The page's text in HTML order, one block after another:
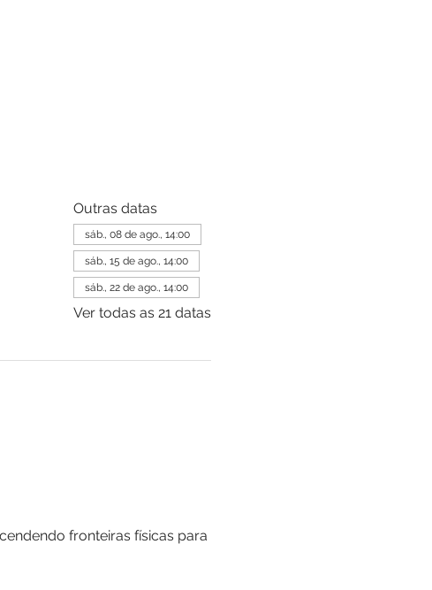
Outras datas
sáb., 08 de ago., 14:00
sáb., 15 de ago., 14:00
sáb., 22 de ago., 14:00
Ver todas as 21 datas
fronteiras físicas para